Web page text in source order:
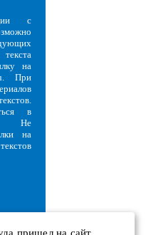
с
на
При
в
Не
на